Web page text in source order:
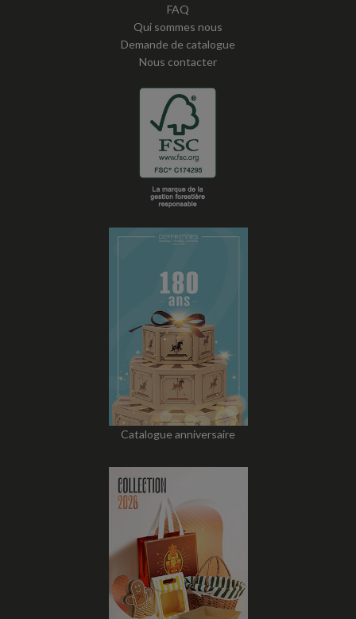
FAQ
Qui sommes nous
Demande de catalogue
Nous contacter
Catalogue anniversaire